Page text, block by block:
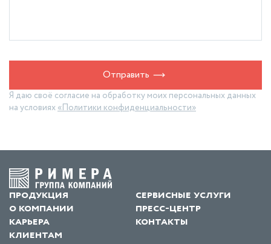
Отправить
Я даю своё согласие на обработку моих персональных данных
на условиях«Политики конфиденциальности»
продукция
сервисные услуги
о компании
пресс-центр
карьера
контакты
клиентам